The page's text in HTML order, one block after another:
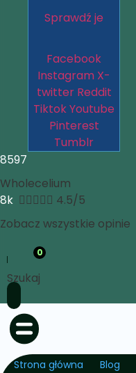
Sprawdź je
Facebook
Instagram X-
twitter Reddit
TiktokYoutube
Pinterest
Tumblr
8597
Wholecelium
8k  4.5/5
Zobacz wszystkie opinie
0
Szukaj
Strona główna Blog